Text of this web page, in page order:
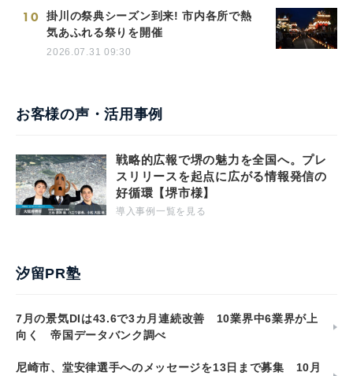
10
掛川の祭典シーズン到来! 市内各所で熱
気あふれる祭りを開催
2026.07.31 09:30
お客様の声・活用事例
戦略的広報で堺の魅力を全国へ。プレ
スリリースを起点に広がる情報発信の
好循環【堺市様】
導入事例一覧を見る
汐留PR塾
7月の景気DIは43.6で3カ月連続改善 10業界中6業界が上
向く 帝国データバンク調べ
尼崎市、堂安律選手へのメッセージを13日まで募集 10月